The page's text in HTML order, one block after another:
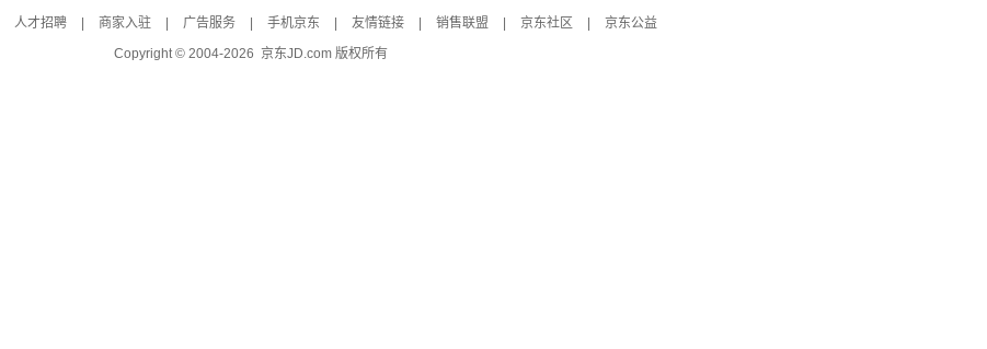
人才招聘 商家入驻 广告服务 手机京东 友情链接 销售联盟 京东社区
京东公益
Copyright © 2004-2026 京东JD.com 版权所有